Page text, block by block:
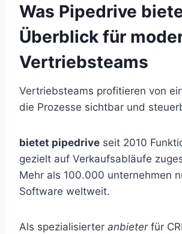
Was Pipedrive
Überblick für
Vertriebsteams
Vertriebsteams profitieren von
die Prozesse sichtbar und
bietet pipedrive seit 2010
gezielt auf Verkaufsabläufe
Mehr als 100.000 unternehmen
Software weltweit.
Als spezialisierter anbieterfür